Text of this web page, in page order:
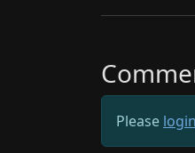
Please login